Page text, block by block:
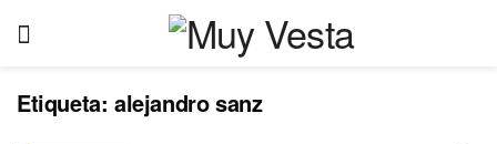
Etiqueta: alejandro sanz